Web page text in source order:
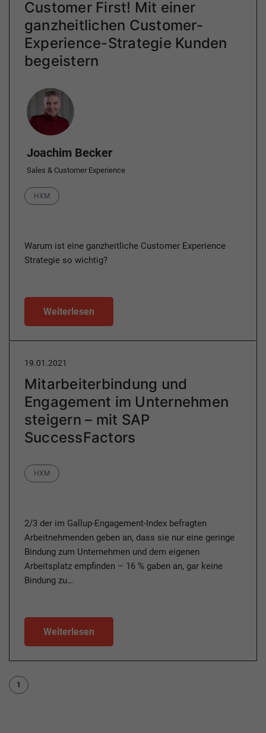
Customer First! Mit einer
ganzheitlichen Customer-
Experience-Strategie Kunden
begeistern
Author
Joachim Becker
Sales & Customer Experience
Category
HXM
Warum ist eine ganzheitliche Customer Experience
Strategie so wichtig?
Weiterlesen
19.01.2021
Mitarbeiterbindung und
Engagement im Unternehmen
steigern – mit SAP
SuccessFactors
Category
HXM
2/3 der im Gallup-Engagement-Index befragten
Arbeitnehmenden geben an, dass sie nur eine geringe
Bindung zum Unternehmen und dem eigenen
Arbeitsplatz empfinden – 16 % gaben an, gar keine
Bindung zu…
Weiterlesen
1